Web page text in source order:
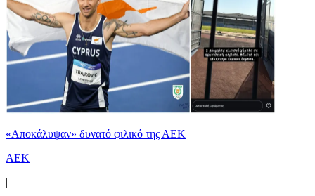
«Αποκάλυψαν» δυνατό φιλικό της ΑΕΚ
ΑΕΚ
|